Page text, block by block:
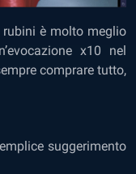
è molto meglio
x10 nel
comprare tutto,
suggerimento